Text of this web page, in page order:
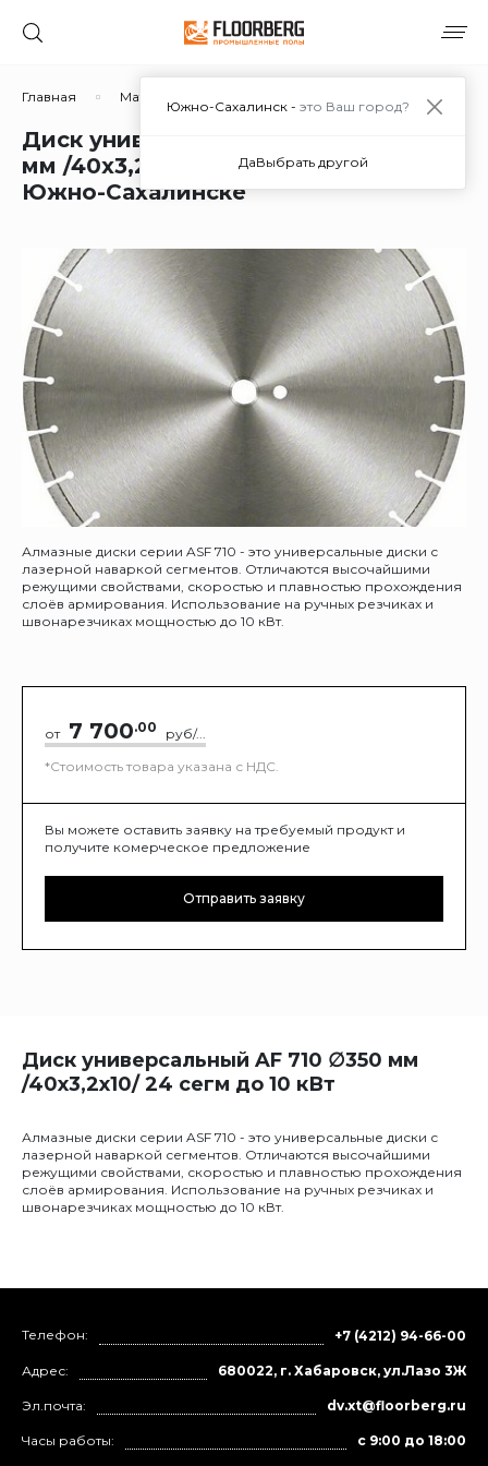
Главная Материалы Дополнительные материалы
Диск универсальный AF 710 ∅350
мм /40x3,2x10/ 24 сегм до 10 кВт в
Южно-Сахалинске
Алмазные диски серии ASF 710 - это универсальные диски с
лазерной наваркой сегментов. Отличаются высочайшими
режущими свойствами, скоростью и плавностью прохождения
слоёв армирования. Использование на ручных резчиках и
швонарезчиках мощностью до 10 кВт.
от 7 700.00
руб/...
*Стоимость товара указана с НДС.
Вы можете оставить заявку на требуемый продукт и
получите комерческое предложение
Отправить заявку
Диск универсальный AF 710 ∅350 мм
/40x3,2x10/ 24 сегм до 10 кВт
Алмазные диски серии ASF 710 - это универсальные диски с
лазерной наваркой сегментов. Отличаются высочайшими
режущими свойствами, скоростью и плавностью прохождения
слоёв армирования. Использование на ручных резчиках и
швонарезчиках мощностью до 10 кВт.
Телефон: +7 (4212) 94-66-00
Адрес: 680022, г. Хабаровск, ул.Лазо 3Ж
Эл.почта: dv.xt@floorberg.ru
Часы работы: с 9:00 до 18:00
Южно-Сахалинск - это Ваш город?
ДаВыбрать другой